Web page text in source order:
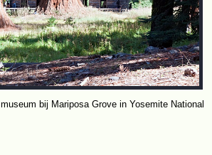
bij Mariposa Grove in Yosemite National